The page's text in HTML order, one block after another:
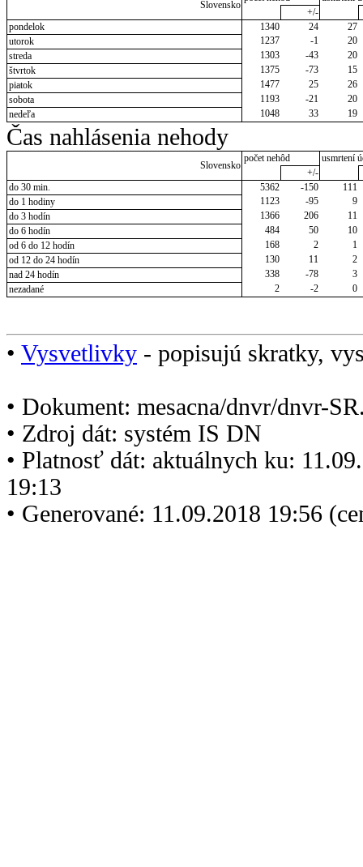
Slovensko
+/-
pondelok
1340 24
27
utorok
1237 -1
20
streda
1303 -43
20
štvrtok
1375 -73
15
piatok
1477 25
26
sobota
1193 -21
20
nedeľa
1048 33 19
Čas nahlásenia nehody
Slovensko
počet nehôd
usmrtení
+/-
do 30 min.
5362 -150
111
do 1 hodiny
1123 -95
9
do 3 hodín
1366 206
11
do 6 hodín
484 50
10
od 6 do 12 hodín
168 2
1
od 12 do 24 hodín
130 11
2
nad 24 hodín
338 -78
3
nezadané
2 -2 0
• Vysvetlivky - popisujú skratky,
• Dokument: mesacna/dnvr/dnvr-
• Zdroj dát: systém IS DN
• Platnosť dát: aktuálnych ku:
19:13
• Generované: 11.09.2018 19:56